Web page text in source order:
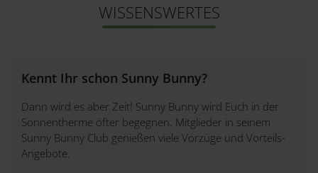
Handtuchwärmer, Waschmaschine und
Wäschetrockner am Chaletgelände,
Heizsystem sowie teilweise elektrische
Fußbodenheizung, TV, Safe, WLAN,
Nichtraucherzimmer, Endreinigung und
Energiepauschale bereits inkludiert
WISSENSWERTES
Kennt Ihr schon Sunny Bunny?
Dann wird es aber Zeit! Sunny Bunny wird Euch in der
Sonnentherme öfter begegnen. Mitglieder in seinem
Sunny Bunny Club genießen viele Vorzüge und Vorteils-
Angebote.